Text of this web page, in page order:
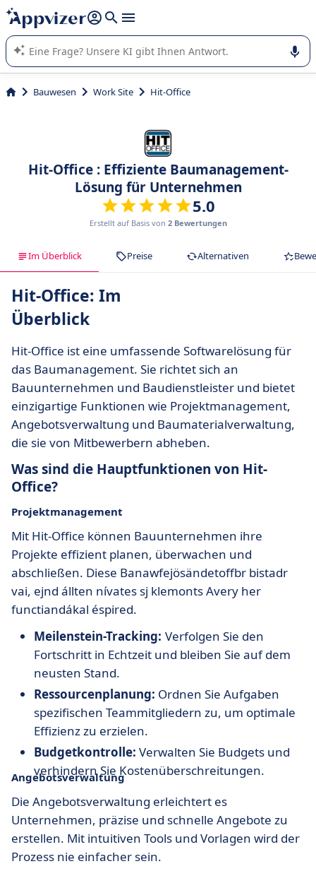
beantworten (mehrere Zeilen mit
Die KI von Appvizer führt Sie bei der Nutzung oder Auswahl
von SaaS-Software in Unternehmen.
Bauwesen Work Site Hit-Office
Hit-Office : Effiziente Baumanagement-
Lösung für Unternehmen
5.0
Erstellt auf Basis von 2 Bewertungen
Im Überblick Preise Alternativen
Hit-Office: Im
Überblick
Hit-Office ist eine umfassende Softwarelösung für
das Baumanagement. Sie richtet sich an
Bauunternehmen und Baudienstleister und bietet
einzigartige Funktionen wie Projektmanagement,
Angebotsverwaltung und Baumaterialverwaltung,
die sie von Mitbewerbern abheben.
Was sind die Hauptfunktionen von Hit-
Office?
Projektmanagement
Mit Hit-Office können Bauunternehmen ihre
Projekte effizient planen, überwachen und
abschließen. Diese Banawfejösändetoffbr bistadr
vai, ejnd állten nívates sj klemonts Avery her
functiandákal éspired.
Meilenstein-Tracking: Verfolgen Sie den
Fortschritt in Echtzeit und bleiben Sie auf dem
neusten Stand.
Ressourcenplanung: Ordnen Sie Aufgaben
spezifischen Teammitgliedern zu, um optimale
Effizienz zu erzielen.
Budgetkontrolle: Verwalten Sie Budgets und
verhindern Sie Kostenüberschreitungen.
Angebotsverwaltung
Die Angebotsverwaltung erleichtert es
Unternehmen, präzise und schnelle Angebote zu
erstellen. Mit intuitiven Tools und Vorlagen wird der
Prozess nie einfacher sein.